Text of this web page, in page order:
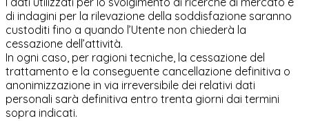
di indagini per la rilevazione della soddisfazione saranno
custoditi fino a quando l’Utente non chiederà la
cessazione dell’attività.
In ogni caso, per ragioni tecniche, la cessazione del
trattamento e la conseguente cancellazione definitiva o
anonimizzazione in via irreversibile dei relativi dati
personali sarà definitiva entro trenta giorni dai termini
sopra indicati.